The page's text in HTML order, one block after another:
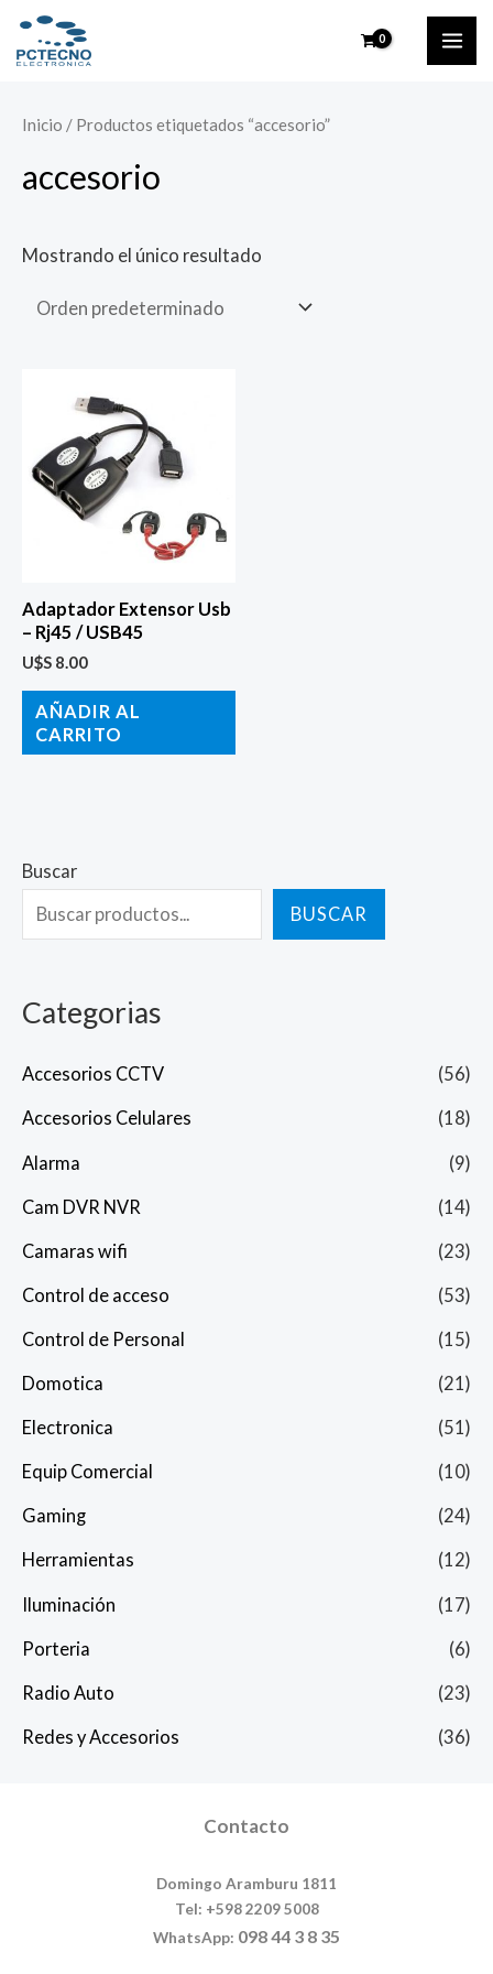
Buscar
BUSCAR
Categorias
Accesorios CCTV (56)
Accesorios Celulares (18)
Alarma (9)
Cam DVR NVR (14)
Camaras wifi (23)
Control de acceso (53)
Control de Personal (15)
Domotica (21)
Electronica (51)
Equip Comercial (10)
Gaming (24)
Herramientas (12)
Iluminación (17)
Porteria (6)
Radio Auto (23)
Redes y Accesorios (36)
Inicio / Productos etiquetados “accesorio”
accesorio
Mostrando el único resultado
Adaptador Extensor Usb
– Rj45 / USB45
U$S 8.00
AÑADIR AL
CARRITO
Contacto
Domingo Aramburu 1811
Tel: +598 2209 5008
WhatsApp: 098 44 3 8 35